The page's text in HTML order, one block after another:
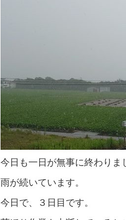
今日も一日が無事に終わりま
雨が続いています。
今日で、３日目です。